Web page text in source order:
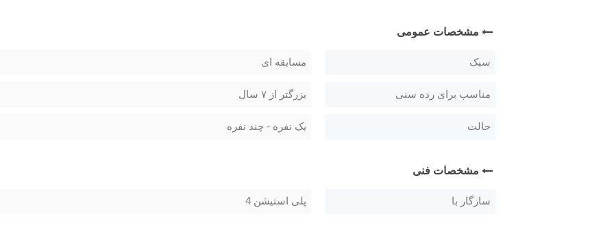
مشخصات عمومی
سبک مسابقه ای
مناسب برای رده سنی بزرگتر از ۷ سال
حالت یک نفره - چند نفره
مشخصات فنی
سازگار با پلی استیشن 4